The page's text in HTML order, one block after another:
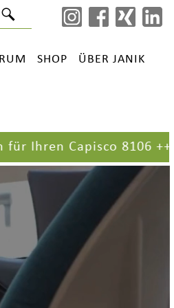
SHOP ÜBER JANIK
Capisco 8106+++ +++